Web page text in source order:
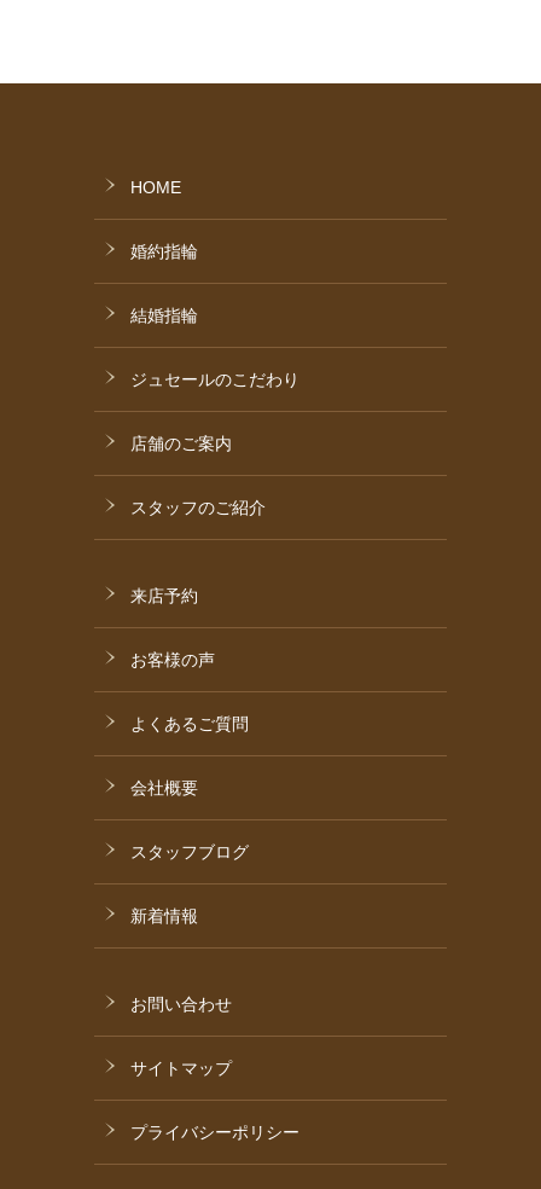
HOME
婚約指輪
結婚指輪
ジュセールのこだわり
店舗のご案内
スタッフのご紹介
来店予約
お客様の声
よくあるご質問
会社概要
スタッフブログ
新着情報
お問い合わせ
サイトマップ
プライバシーポリシー